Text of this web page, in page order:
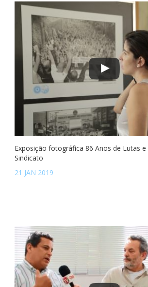
Exposição fotográfica 86 Anos de Lutas
Sindicato
21 JAN 2019